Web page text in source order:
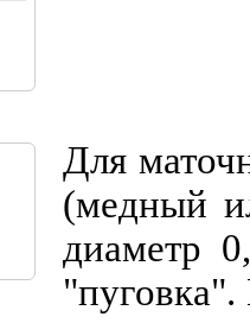
Для
(медный
диаметр